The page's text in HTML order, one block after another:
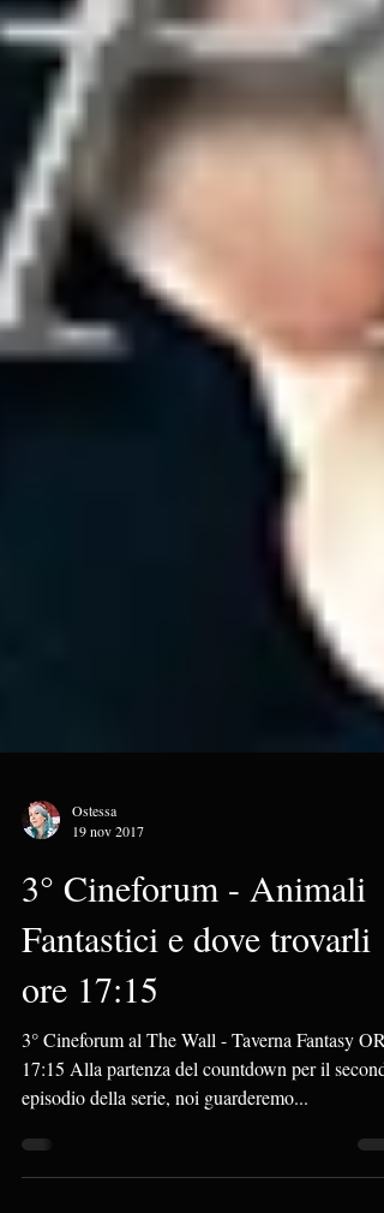
Ostessa
19 nov 2017
3° Cineforum - Animali
Fantastici e dove trovarli
ore 17:15
3° Cineforum al The Wall - Taverna Fantasy